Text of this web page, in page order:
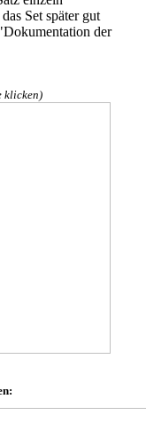
Set später gut
der
klicken)